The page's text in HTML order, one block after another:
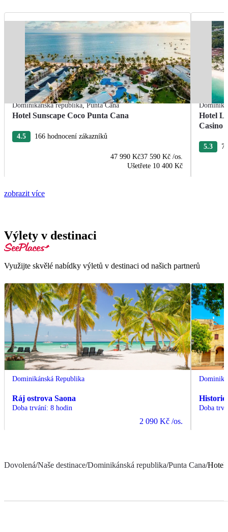
Dominikánská republika,Punta Cana
Hotel Sunscape Coco Punta Cana
4.5 166 hodnocení zákazníků
47 990 Kč37 590 Kč /os.
Ušetřete 10 400 Kč
Hotel
Casino
5.3
zobrazit více
Výlety v destinaci
Využijte skvělé nabídky výletů v destinaci od našich partnerů
Dominikánská Republika
Ráj ostrova Saona
Doba trvání: 8 hodin
2 090 Kč /os.
Doba
Dovolená/Naše destinace/Dominikánská republika/Punta Cana/Hotel